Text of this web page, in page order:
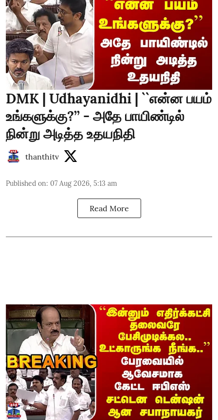
DMK | Udhayanidhi | ``என்ன பயம்
உங்களுக்கு?’’ - அதே பாயிண்டில்
நின்று அடித்த உதயநிதி
thanthitv
Published on: 07 Aug 2026, 5:13 am
Read More